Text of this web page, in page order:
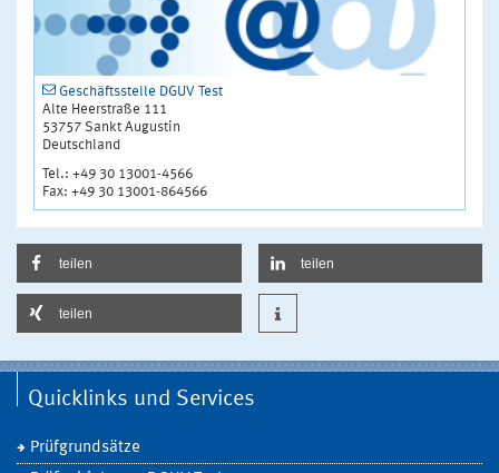
Geschäftsstelle DGUV Test
Alte Heerstraße 111
53757 Sankt Augustin
Deutschland
Tel.: +49 30 13001-4566
Fax: +49 30 13001-864566
teilen teilen
teilen
Quicklinks und Services
Prüfgrundsätze